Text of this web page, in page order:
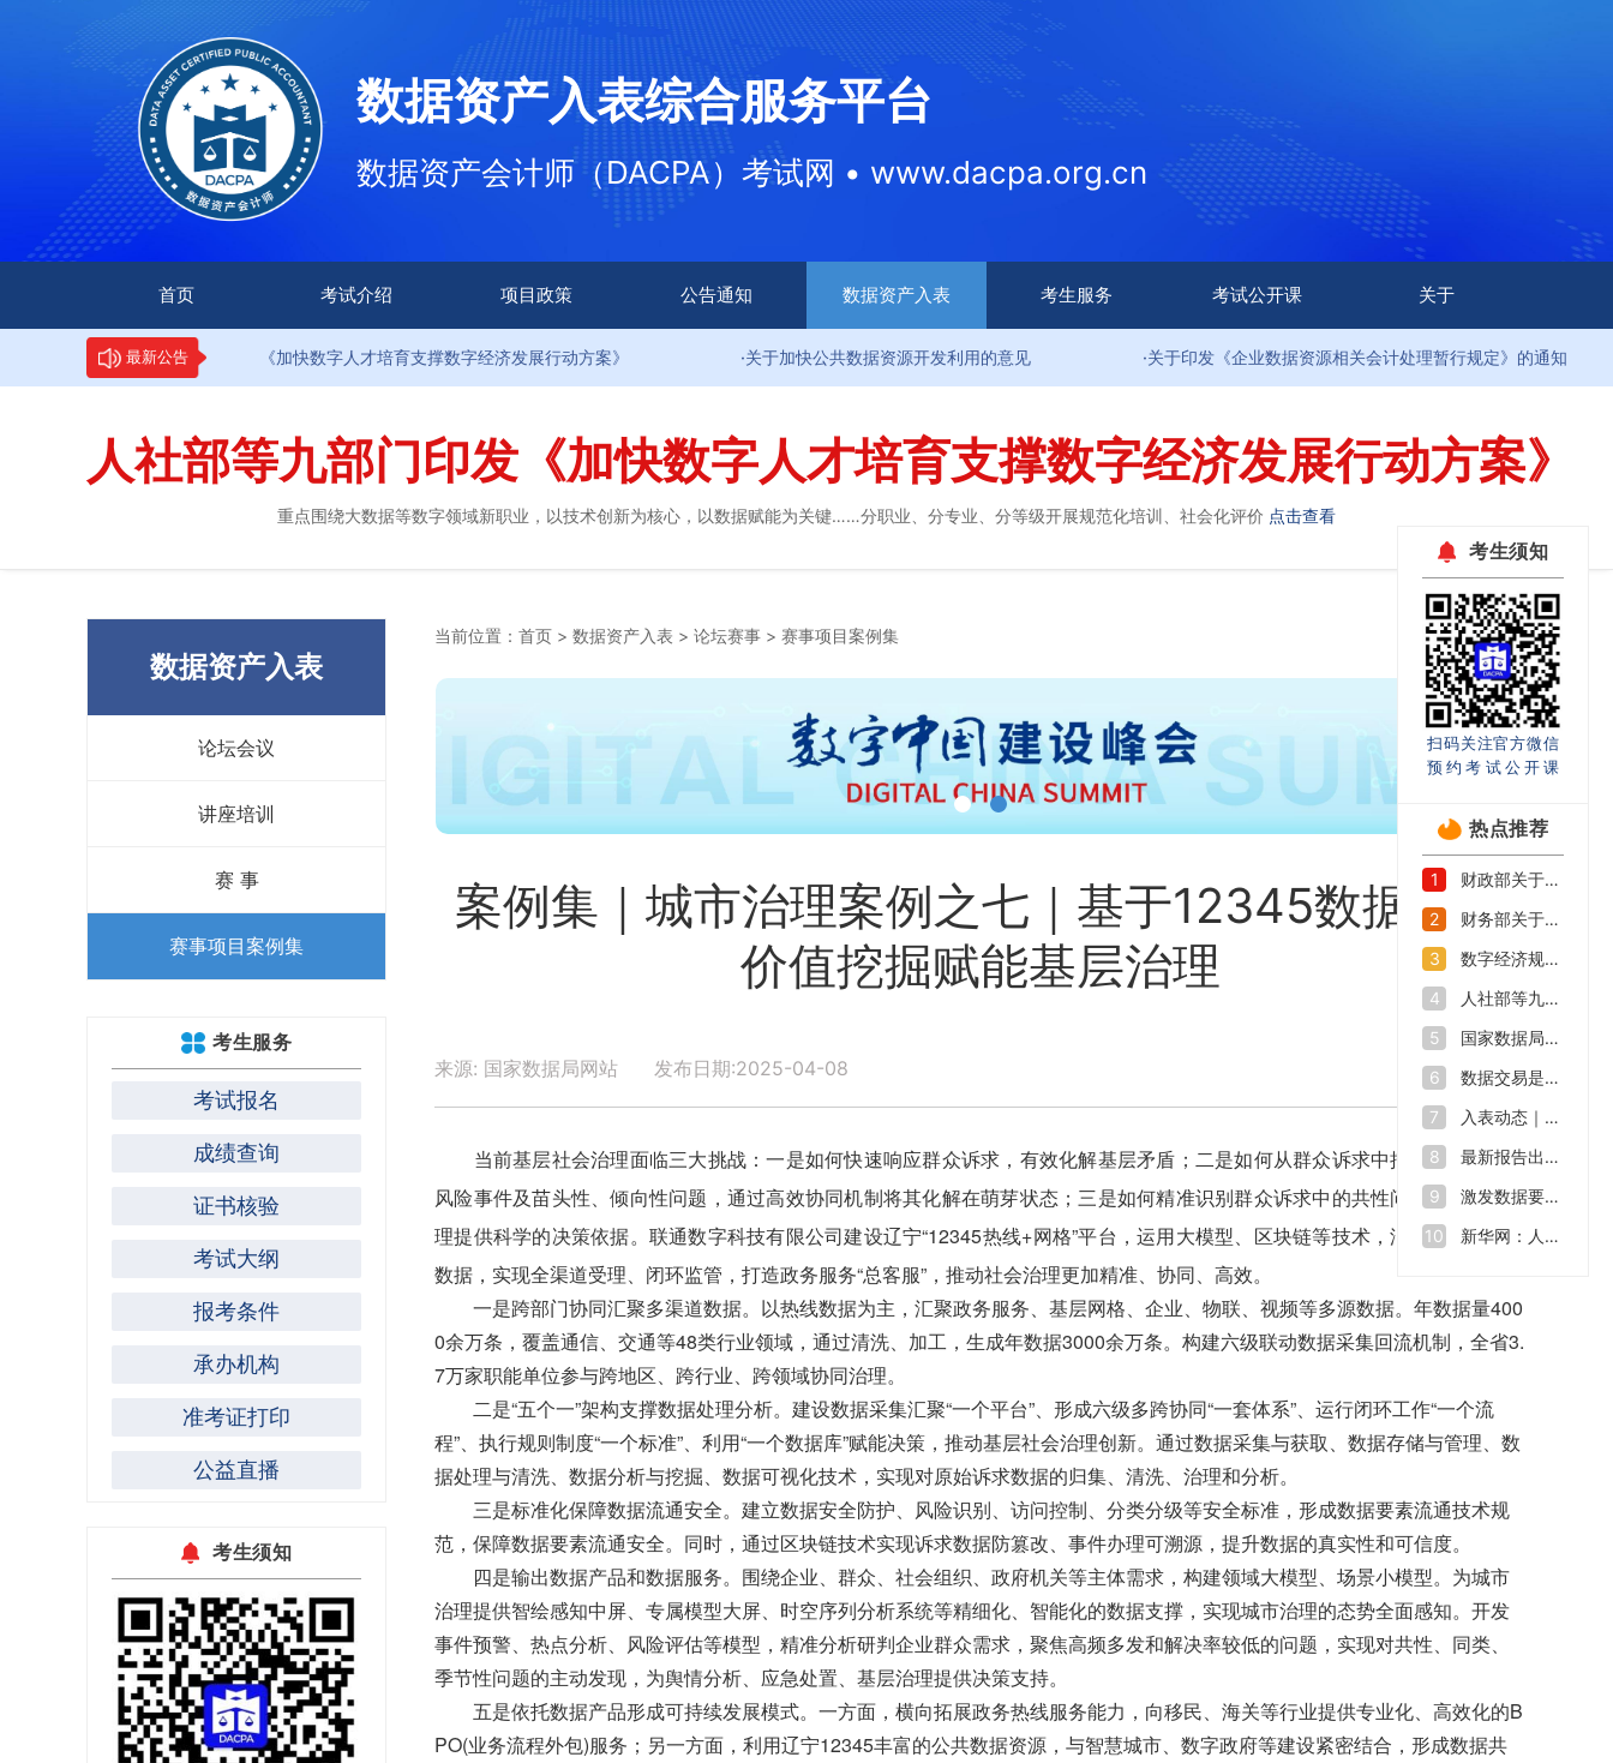
数据资产入表综合服务平台
数据资产会计师（DACPA）考试网 • www.dacpa.org.cn
首页 考试介绍 项目政策 公告通知 数据资产入表 考生服务 考试公开课 关于
最新公告
·9部门印发《加快数字人才培育支撑数字经济发展行动方案》 ·关于加快公共数据资源开发利用的意见 ·关于印发《企业数据资源相关会计处理暂行规定》的通知
人社部等九部门印发《加快数字人才培育支撑数字经济发展行动方案》
重点围绕大数据等数字领域新职业，以技术创新为核心，以数据赋能为关键……分职业、分专业、分等级开展规范化培训、社会化评价 点击查看
考生须知
扫码关注官方微信
预约考试公开课
热点推荐
1
财政部关于印发《企业数据资源相关会计处理暂行规定》的通知
2
财务部关于印发《关于加强数据资产管理的指导意见》的通知
3
数字经济规模持续扩大 如何抓好数字人才培养机遇期
4
人社部等九部门印发《加快数字人才培育支撑数字经济发展行动方案》
5
国家数据局等部门关于促进企业数据资源开发利用的意见
6
数据交易是什么？如何让“沉睡”的数据资源“活”起来
7
入表动态｜数据也能拿来融资 全球数源中心南沙启用
8
最新报告出炉！2023年我国数据生产总量达32.85ZB
9
激发数据要素价值 助力数字中国建设——第七届数字中国建设峰会开幕
10
新华网：人才缺口在2500万至3000万，中国数字人才培育行动方案出炉
数据资产入表
论坛会议
讲座培训
赛 事
赛事项目案例集
考生服务
考试报名
成绩查询
证书核验
考试大纲
报考条件
承办机构
准考证打印
公益直播
考生须知
当前位置： 首页 > 数据资产入表 > 论坛赛事 > 赛事项目案例集
案例集｜城市治理案例之七｜基于12345数据融合
价值挖掘赋能基层治理
来源: 国家数据局网站 发布日期:2025-04-08
当前基层社会治理面临三大挑战：一是如何快速响应群众诉求，有效化解基层矛盾；二是如何从群众诉求中捕捉突发事件、
风险事件及苗头性、倾向性问题，通过高效协同机制将其化解在萌芽状态；三是如何精准识别群众诉求中的共性问题，为城市治
理提供科学的决策依据。联通数字科技有限公司建设辽宁“12345热线+网格”平台，运用大模型、区块链等技术，汇聚和感知热线
数据，实现全渠道受理、闭环监管，打造政务服务“总客服”，推动社会治理更加精准、协同、高效。
一是跨部门协同汇聚多渠道数据。以热线数据为主，汇聚政务服务、基层网格、企业、物联、视频等多源数据。年数据量400
0余万条，覆盖通信、交通等48类行业领域，通过清洗、加工，生成年数据3000余万条。构建六级联动数据采集回流机制，全省3.
7万家职能单位参与跨地区、跨行业、跨领域协同治理。
二是“五个一”架构支撑数据处理分析。建设数据采集汇聚“一个平台”、形成六级多跨协同“一套体系”、运行闭环工作“一个流
程”、执行规则制度“一个标准”、利用“一个数据库”赋能决策，推动基层社会治理创新。通过数据采集与获取、数据存储与管理、数
据处理与清洗、数据分析与挖掘、数据可视化技术，实现对原始诉求数据的归集、清洗、治理和分析。
三是标准化保障数据流通安全。建立数据安全防护、风险识别、访问控制、分类分级等安全标准，形成数据要素流通技术规
范，保障数据要素流通安全。同时，通过区块链技术实现诉求数据防篡改、事件办理可溯源，提升数据的真实性和可信度。
四是输出数据产品和数据服务。围绕企业、群众、社会组织、政府机关等主体需求，构建领域大模型、场景小模型。为城市
治理提供智绘感知中屏、专属模型大屏、时空序列分析系统等精细化、智能化的数据支撑，实现城市治理的态势全面感知。开发
事件预警、热点分析、风险评估等模型，精准分析研判企业群众需求，聚焦高频多发和解决率较低的问题，实现对共性、同类、
季节性问题的主动发现，为舆情分析、应急处置、基层治理提供决策支持。
五是依托数据产品形成可持续发展模式。一方面，横向拓展政务热线服务能力，向移民、海关等行业提供专业化、高效化的B
PO(业务流程外包)服务；另一方面，利用辽宁12345丰富的公共数据资源，与智慧城市、数字政府等建设紧密结合，形成数据共